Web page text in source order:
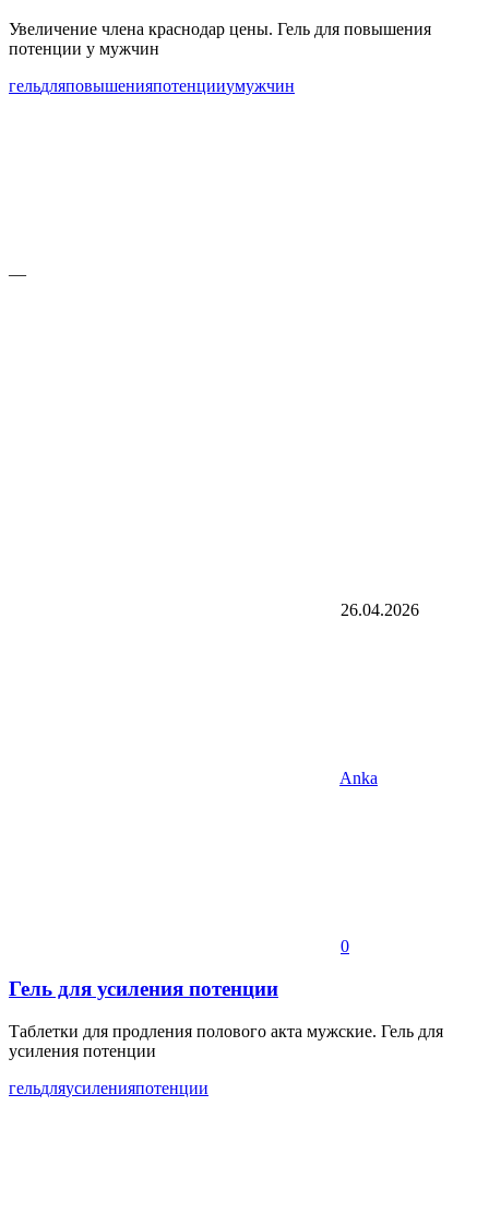
Увеличение члена краснодар цены. Гель для повышения
потенции у мужчин
гельдляповышенияпотенцииумужчин
—
26.04.2026
Anka
0
Гель для усиления потенции
Таблетки для продления полового акта мужские. Гель для
усиления потенции
гельдляусиленияпотенции